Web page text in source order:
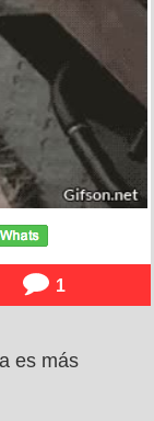
1
es más